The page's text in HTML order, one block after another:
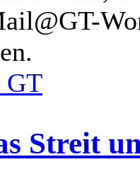
GT
Streit